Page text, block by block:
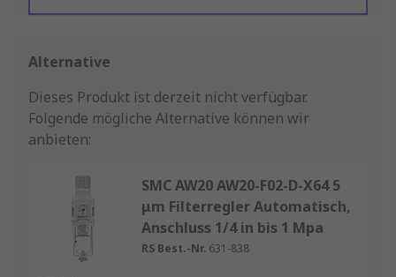
Alternative
Dieses Produkt ist derzeit nicht verfügbar.
Folgende mögliche Alternative können wir
anbieten:
SMC AW20 AW20-F02-D-X64 5
μm Filterregler Automatisch,
Anschluss 1/4 in bis 1 Mpa
RS Best.-Nr. 631-838